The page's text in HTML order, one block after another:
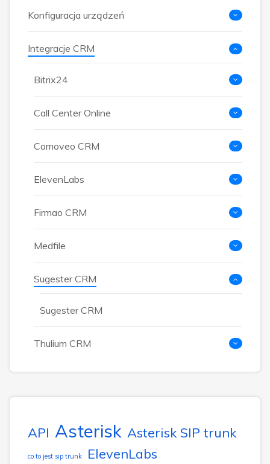
Konfiguracja urządzeń
Integracje CRM
Bitrix24
Call Center Online
Comoveo CRM
ElevenLabs
Firmao CRM
Medfile
Sugester CRM
Sugester CRM
Thulium CRM
API Asterisk Asterisk SIP trunk
co to jest sip trunk
ElevenLabs